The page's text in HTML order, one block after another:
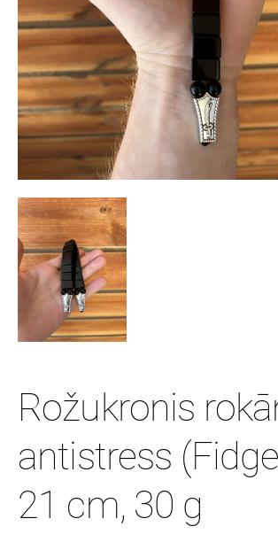
Rožukronis
antistress
21 cm, 30 g